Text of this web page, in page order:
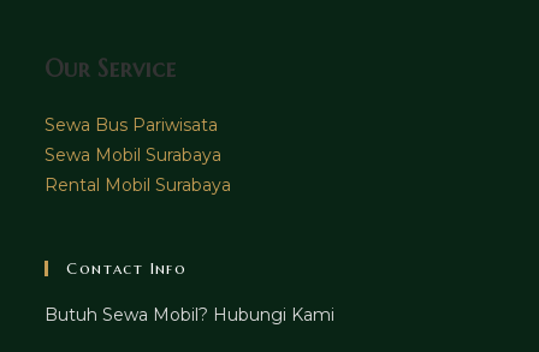
Our Service
Sewa Bus Pariwisata
Sewa Mobil Surabaya
Rental Mobil Surabaya
Contact Info
Butuh Sewa Mobil? Hubungi Kami